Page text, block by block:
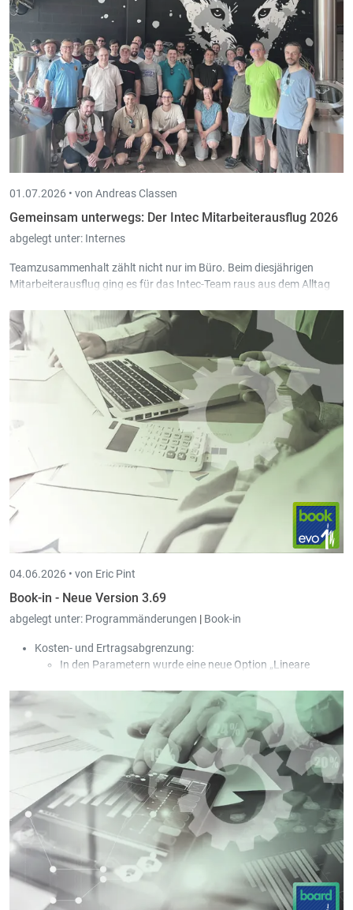
01.07.2026 • von Andreas Classen
Gemeinsam unterwegs: Der Intec Mitarbeiterausflug 2026
abgelegt unter: Internes
Teamzusammenhalt zählt nicht nur im Büro. Beim diesjährigen
Mitarbeiterausflug ging es für das Intec-Team raus aus dem Alltag
04.06.2026 • von Eric Pint
Book-in - Neue Version 3.69
abgelegt unter: Programmänderungen | Book-in
Kosten- und Ertragsabgrenzung:
In den Parametern wurde eine neue Option „Lineare
In den Parametern wurde eine neue Option „Neue
Umbuchung pro Periode und Rechnung erstellen“
hinzugefügt.
In der Maske der Ein- und Ausgangsrechnungen wurde ein
neuer Ausdruck „Einfache Liste der Abgrenzungen“
hinzugefügt; die Liste wird geöffnet, wenn bei einer bereits
abgegrenzten Rechnung erneut die Option der
Abgrenzung aufgerufen wird.